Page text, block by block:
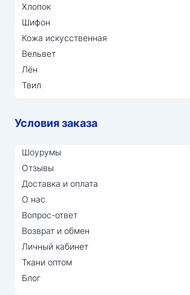
Хлопок
Шифон
Кожа искусственная
Вельвет
Лён
Твил
Условия заказа
Шоурумы
Отзывы
Доставка и оплата
О нас
Вопрос-ответ
Возврат и обмен
Личный кабинет
Ткани оптом
Блог